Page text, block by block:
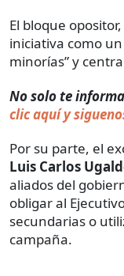
El bloque
iniciativa como
minorías” y
No solo te
clic aquí y
Por su parte, el
Luis Carlos
aliados del
obligar al
secundarias o
campaña.